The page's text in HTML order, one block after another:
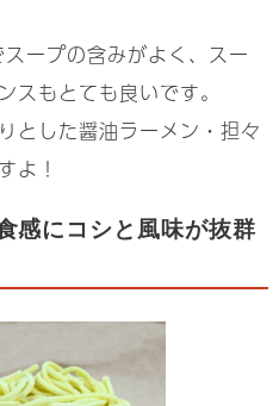
ープの含みがよく、スー
スもとても良いです。
とした醤油ラーメン・担々
よ！
感にコシと風味が抜群